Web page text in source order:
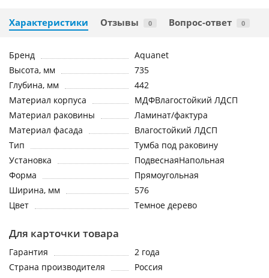
Характеристики Отзывы 0 Вопрос-ответ 0
Бренд
Aquanet
Высота, мм
735
Глубина, мм
442
Материал корпуса
МДФВлагостойкий ЛДСП
Материал раковины
Ламинат/фактура
Материал фасада
Влагостойкий ЛДСП
Тип
Тумба под раковину
Установка
ПодвеснаяНапольная
Форма
Прямоугольная
Ширина, мм
576
Цвет
Темное дерево
Для карточки товара
Гарантия
2 года
Страна производителя
Россия